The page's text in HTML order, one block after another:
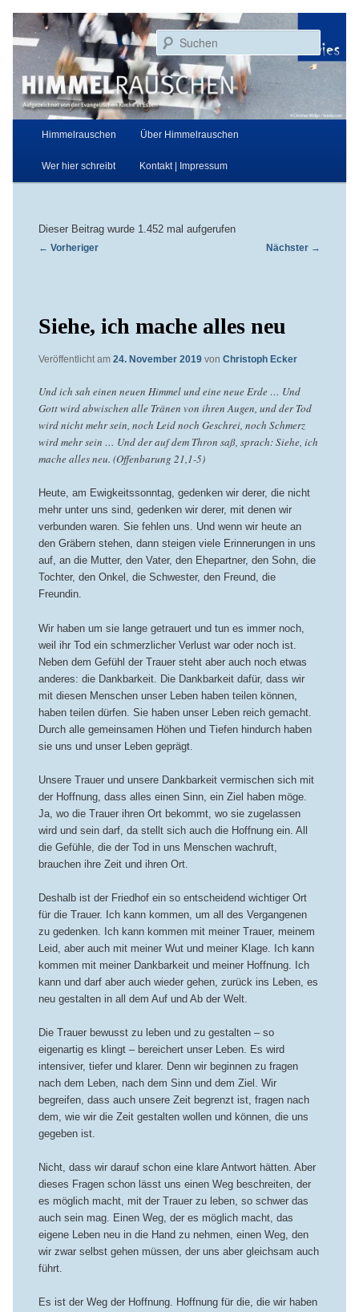
primären
Inhalt
springen
Himmelrauschen
Aufgezeichnet von der Evangelischen Kirche in Essen
Hauptmenü
Himmelrauschen Über Himmelrauschen
Wer hier schreibt Kontakt | Impressum
Dieser Beitrag wurde 1.452 mal aufgerufen
Beitragsnavigation
← Vorheriger Nächster →
Siehe, ich mache alles neu
Veröffentlicht am 24. November 2019 von Christoph Ecker
Und ich sah einen neuen Himmel und eine neue Erde … Und
Gott wird abwischen alle Tränen von ihren Augen, und der Tod
wird nicht mehr sein, noch Leid noch Geschrei, noch Schmerz
wird mehr sein … Und der auf dem Thron saß, sprach: Siehe, ich
mache alles neu. (Offenbarung 21,1-5)
Heute, am Ewigkeitssonntag, gedenken wir derer, die nicht
mehr unter uns sind, gedenken wir derer, mit denen wir
verbunden waren. Sie fehlen uns. Und wenn wir heute an
den Gräbern stehen, dann steigen viele Erinnerungen in uns
auf, an die Mutter, den Vater, den Ehepartner, den Sohn, die
Tochter, den Onkel, die Schwester, den Freund, die
Freundin.
Wir haben um sie lange getrauert und tun es immer noch,
weil ihr Tod ein schmerzlicher Verlust war oder noch ist.
Neben dem Gefühl der Trauer steht aber auch noch etwas
anderes: die Dankbarkeit. Die Dankbarkeit dafür, dass wir
mit diesen Menschen unser Leben haben teilen können,
haben teilen dürfen. Sie haben unser Leben reich gemacht.
Durch alle gemeinsamen Höhen und Tiefen hindurch haben
sie uns und unser Leben geprägt.
Unsere Trauer und unsere Dankbarkeit vermischen sich mit
der Hoffnung, dass alles einen Sinn, ein Ziel haben möge.
Ja, wo die Trauer ihren Ort bekommt, wo sie zugelassen
wird und sein darf, da stellt sich auch die Hoffnung ein. All
die Gefühle, die der Tod in uns Menschen wachruft,
brauchen ihre Zeit und ihren Ort.
Deshalb ist der Friedhof ein so entscheidend wichtiger Ort
für die Trauer. Ich kann kommen, um all des Vergangenen
zu gedenken. Ich kann kommen mit meiner Trauer, meinem
Leid, aber auch mit meiner Wut und meiner Klage. Ich kann
kommen mit meiner Dankbarkeit und meiner Hoffnung. Ich
kann und darf aber auch wieder gehen, zurück ins Leben, es
neu gestalten in all dem Auf und Ab der Welt.
Die Trauer bewusst zu leben und zu gestalten – so
eigenartig es klingt – bereichert unser Leben. Es wird
intensiver, tiefer und klarer. Denn wir beginnen zu fragen
nach dem Leben, nach dem Sinn und dem Ziel. Wir
begreifen, dass auch unsere Zeit begrenzt ist, fragen nach
dem, wie wir die Zeit gestalten wollen und können, die uns
gegeben ist.
Nicht, dass wir darauf schon eine klare Antwort hätten. Aber
dieses Fragen schon lässt uns einen Weg beschreiten, der
es möglich macht, mit der Trauer zu leben, so schwer das
auch sein mag. Einen Weg, der es möglich macht, das
eigene Leben neu in die Hand zu nehmen, einen Weg, den
wir zwar selbst gehen müssen, der uns aber gleichsam auch
führt.
Es ist der Weg der Hoffnung. Hoffnung für die, die wir haben